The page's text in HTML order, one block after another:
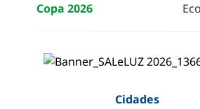
Copa 2026
Cidades